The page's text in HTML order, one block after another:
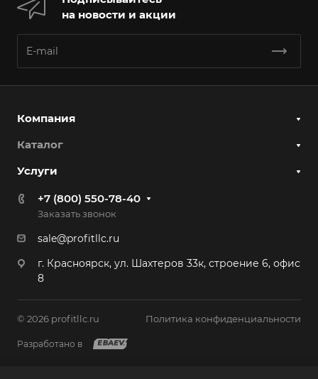
на новости и акции
Компания
Каталог
Услуги
+7 (800) 550-78-40
Заказать звонок
sale@profitllc.ru
г. Красноярск, ул. Шахтеров 33к, строение 6, офис
8
© 2026 profitllc.ru Политика конфиденциальности
Разработано в